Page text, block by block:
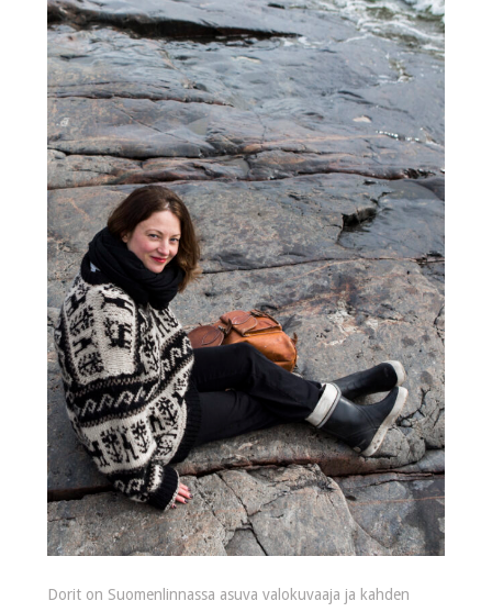
Dorit on Suomenlinnassa asuva valokuvaaja ja kahden